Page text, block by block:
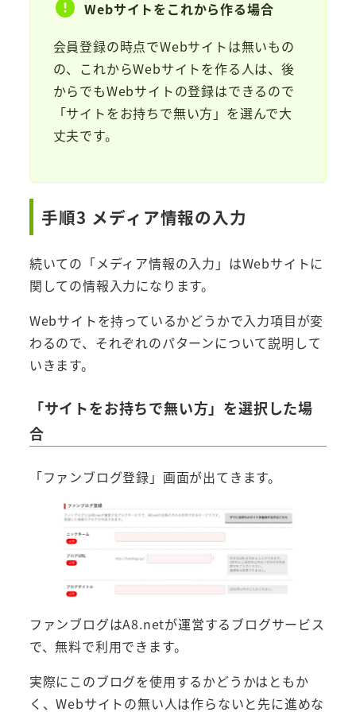
Webサイトをこれから作る場合
会員登録の時点でWebサイトは無いもの
の、これからWebサイトを作る人は、後
からでもWebサイトの登録はできるので
「サイトをお持ちで無い方」を選んで大
丈夫です。
手順3 メディア情報の入力
続いての「メディア情報の入力」はWebサイトに
関しての情報入力になります。
Webサイトを持っているかどうかで入力項目が変
わるので、それぞれのパターンについて説明して
いきます。
「サイトをお持ちで無い方」を選択した場
合
「ファンブログ登録」画面が出てきます。
ファンブログはA8.netが運営するブログサービス
で、無料で利用できます。
実際にこのブログを使用するかどうかはともか
く、Webサイトの無い人は作らないと先に進めな